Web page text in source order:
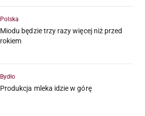
Polska
Miodu będzie trzy razy więcej niż przed
rokiem
Bydło
Produkcja mleka idzie w górę